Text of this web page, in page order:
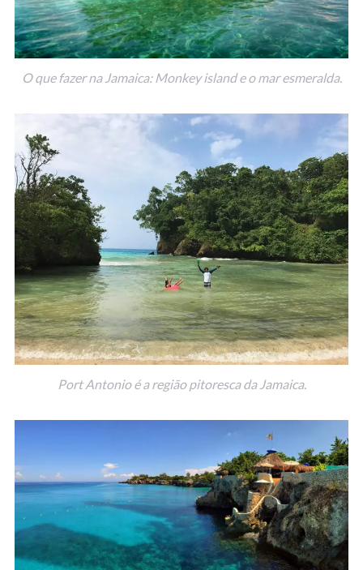
O que fazer na Jamaica: Monkey island e o mar esmeralda.
Port Antonio é a região pitoresca da Jamaica.